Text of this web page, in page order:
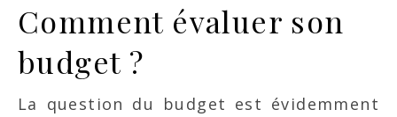
Comment évaluer son
budget ?
La question du budget est évidemment